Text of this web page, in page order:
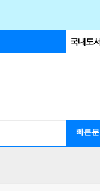
국내도서
빠른분